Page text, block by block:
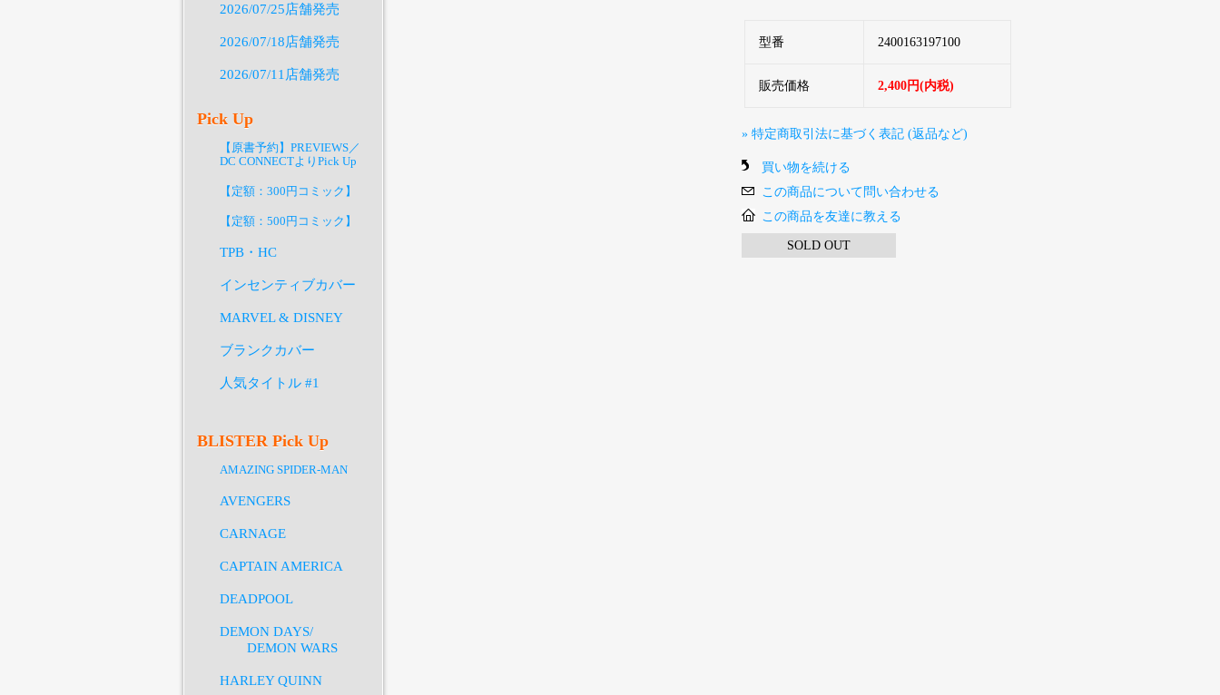
型番 2400163197100
販売価格 2,400円(内税)
» 特定商取引法に基づく表記 (返品など)
買い物を続ける
この商品について問い合わせる
この商品を友達に教える
SOLD OUT
2026/07/25店舗発売
2026/07/18店舗発売
2026/07/11店舗発売
Pick Up
【原書予約】PREVIEWS／
DC CONNECTよりPick Up
【定額：300円コミック】
【定額：500円コミック】
TPB・HC
インセンティブカバー
MARVEL & DISNEY
ブランクカバー
人気タイトル #1
BLISTER Pick Up
AMAZING SPIDER-MAN
AVENGERS
CARNAGE
CAPTAIN AMERICA
DEADPOOL
DEMON DAYS/
DEMON WARS
HARLEY QUINN